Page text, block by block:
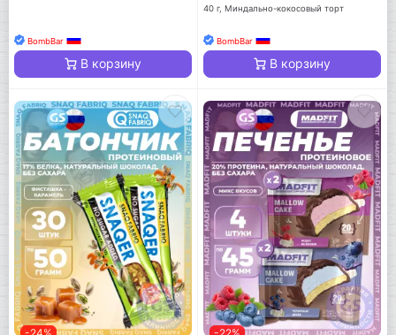
BombBar
В корзину
40 г, Миндально-кокосовый торт
BombBar
В корзину